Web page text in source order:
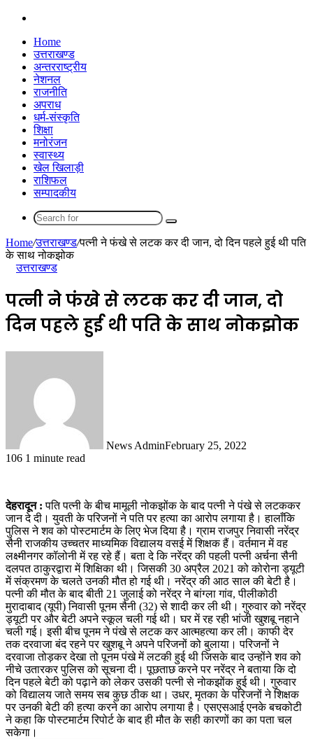
Home
उत्तराखण्ड
अन्तरराष्ट्रीय
नेशनल
राजनीति
अपराध
धर्म-संस्कृति
शिक्षा
मनोरंजन
स्वास्थ्य
खेल खिलाड़ी
राशिफल
सम्पादकीय
Search
Home/उत्तराखण्ड/पत्नी ने फंखे से लटक कर दी जान, दो दिन पहले हुई थी पति
के साथ नोकझोक
उत्तराखण्ड
पत्नी ने फंखे से लटक कर दी जान, दो
दिन पहले हुई थी पति के साथ नोकझोक
News AdminFebruary 25, 2022
106 1 minute read
देहरादून : पति पत्नी के बीच मामूली नोकझोंक के बाद पत्नी ने पंखे से लटककर
जान दे दी। युवती के परिजनों ने पति पर हत्या का आरोप लगाया है। हालाँकि
पुलिस ने शव को पोस्टमार्टम के लिए भेज दिया है। ग्राम राजपुर निवासी नरेंद्र
सैनी राजकीय उच्चतर माध्यमिक विद्यालय वसई में शिक्षक हैं। वर्तमान में वह
लक्ष्मीनगर कॉलोनी में रह रहे हैं। बता दे कि नरेंद्र की पहली पत्नी अर्चना सैनी
दलपत ठाकुरद्वारा में शिक्षिका थी। जिसकी 30 अप्रैल 2021 को कोरोना ड्यूटी
में संक्रमण के चलते उनकी मौत हो गई थी। नरेंद्र की आठ साल की बेटी है।
पत्नी की मौत के बाद बीती 21 जुलाई को नरेंद्र ने बांग्ला गांव, पीलीकोठी
मुरादाबाद (यूपी) निवासी पूनम सैनी (32) से शादी कर ली थी। गुरुवार को नरेंद्र
ड्यूटी पर और बेटी अपने स्कूल चली गई थी। घर में रह रही भांजी खुशबू नहाने
चली गई। इसी बीच पूनम ने पंखे से लटक कर आत्महत्या कर ली। काफी देर
तक दरवाजा बंद रहने पर खुशबू ने अपने परिजनों को बुलाया। परिजनों ने
दरवाजा तोड़कर देखा तो पूनम पंखे में लटकी हुई थी जिसके बाद उन्होंने शव को
नीचे उतारकर पुलिस को सूचना दी। पूछताछ करने पर नरेंद्र ने बताया कि दो
दिन पहले बेटी को पढ़ाने को लेकर उसकी पत्नी से नोकझोंक हुई थी। गुरुवार
को विद्यालय जाते समय सब कुछ ठीक था। उधर, मृतका के परिजनों ने शिक्षक
पर उनकी बेटी की हत्या करने का आरोप लगाया है। एसएसआई एनके बचकोटी
ने कहा कि पोस्टमार्टम रिपोर्ट के बाद ही मौत के सही कारणों का का पता चल
सकेगा।